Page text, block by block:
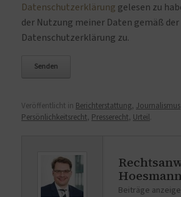
Datenschutzerklärung gelesen zu
der Nutzung meiner Daten gemäß der
Datenschutzerklärung zu.
Veröffentlicht in Berichterstattung, Journalismus
Persönlichkeitsrecht, Presserecht, Urteil
Beiträge